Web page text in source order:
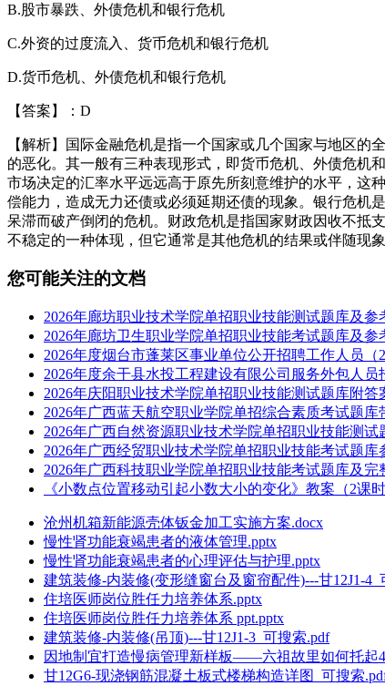
B.股市暴跌、外债危机和银行危机
C.外资的过度流入、货币危机和银行危机
D.货币危机、外债危机和银行危机
【答案】：D
【解析】国际金融危机是指一个国家或几个国家与地区
的恶化。其一般有三种表现形式，即货币危机、外债危机
市场决定的汇率水平远远高于原先所刻意维护的水平，这
偿能力，造成无力还债或必须延期还债的现象。银行危机
呆滞而破产倒闭的危机。财政危机是指国家财政因收不抵
不稳定的一种体现，但它通常是其他危机的结果或伴随现
您可能关注的文档
2026年廊坊职业技术学院单招职业技能测试题库及参
2026年廊坊卫生职业学院单招职业技能考试题库及参
2026年度烟台市蓬莱区事业单位公开招聘工作人员（
2026年度余干县水投工程建设有限公司服务外包人
2026年庆阳职业技术学院单招职业技能测试题库附答
2026年广西蓝天航空职业学院单招综合素质考试题库
2026年广西自然资源职业技术学院单招职业技能测试
2026年广西经贸职业技术学院单招职业技能考试题库
2026年广西科技职业学院单招职业技能考试题库及完
《小数点位置移动引起小数大小的变化》教案（2课
沧州机箱新能源壳体钣金加工实施方案.docx
慢性肾功能衰竭患者的液体管理.pptx
慢性肾功能衰竭患者的心理评估与护理.pptx
建筑装修-内装修(变形缝窗台及窗帘配件)---甘12J1-4_
住培医师岗位胜任力培养体系.pptx
住培医师岗位胜任力培养体系 ppt.pptx
建筑装修-内装修(吊顶)---甘12J1-3_可搜索.pdf
因地制宜打造慢病管理新样板——六祖故里如何托起
甘12G6-现浇钢筋混凝土板式楼梯构造详图_可搜索